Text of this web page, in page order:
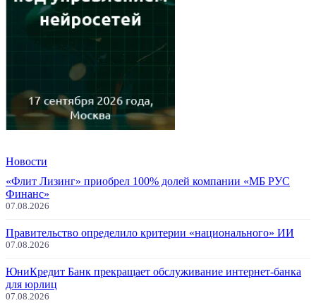
Новости
«Флит Лизинг» приобрел 100% долей компании «МБ РУС
Финанс»
07.08.2026
Правительство определило критерии «национального» ИИ
07.08.2026
ЮниКредит Банк прекращает обслуживание интернет-банка
для юрлиц
07.08.2026